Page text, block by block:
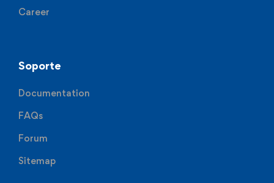
Career
Soporte
Documentation
FAQs
Forum
Sitemap